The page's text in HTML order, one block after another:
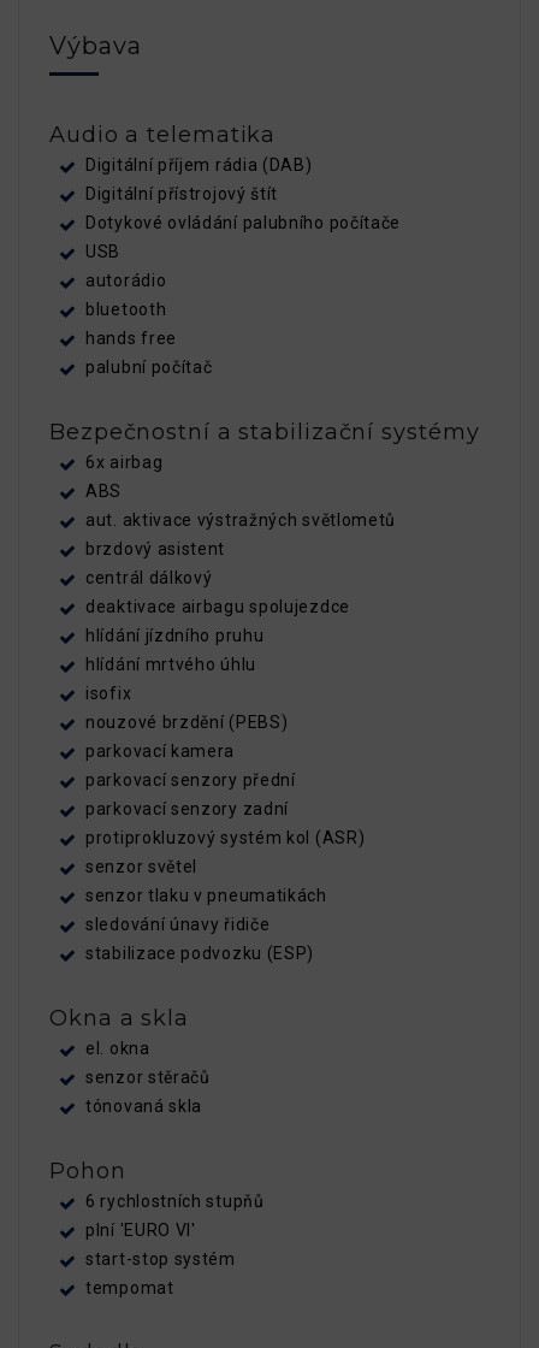
Výbava
Audio a telematika
Digitální příjem rádia (DAB)
Digitální přístrojový štít
Dotykové ovládání palubního počítače
USB
autorádio
bluetooth
hands free
palubní počítač
Bezpečnostní a stabilizační systémy
6x airbag
ABS
aut. aktivace výstražných světlometů
brzdový asistent
centrál dálkový
deaktivace airbagu spolujezdce
hlídání jízdního pruhu
hlídání mrtvého úhlu
isofix
nouzové brzdění (PEBS)
parkovací kamera
parkovací senzory přední
parkovací senzory zadní
protiprokluzový systém kol (ASR)
senzor světel
senzor tlaku v pneumatikách
sledování únavy řidiče
stabilizace podvozku (ESP)
Okna a skla
el. okna
senzor stěračů
tónovaná skla
Pohon
6 rychlostních stupňů
plní 'EURO VI'
start-stop systém
tempomat